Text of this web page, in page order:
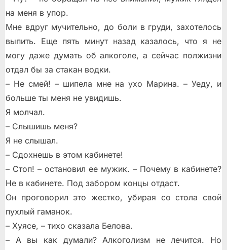
на меня в упор.
Мне вдруг мучительно, до боли в груди, захотелось
выпить. Еще пять минут назад казалось, что я не
могу даже думать об алкоголе, а сейчас полжизни
отдал бы за стакан водки.
– Не смей! – шипела мне на ухо Марина. – Уеду, и
больше ты меня не увидишь.
Я молчал.
– Слышишь меня?
Я не слышал.
– Сдохнешь в этом кабинете!
– Стоп! – остановил ее мужик. – Почему в кабинете?
Не в кабинете. Под забором концы отдаст.
Он проговорил это жестко, убирая со стола свой
пухлый гаманок.
– Хуясе, – тихо сказала Белова.
– А вы как думали? Алкоголизм не лечится. Но